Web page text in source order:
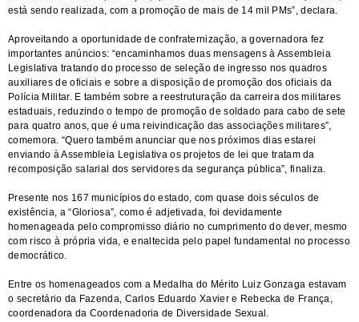
está sendo realizada, com a promoção de mais de 14 mil PMs”, declara.
Aproveitando a oportunidade de confraternização, a governadora fez
importantes anúncios: “encaminhamos duas mensagens à Assembleia
Legislativa tratando do processo de seleção de ingresso nos quadros
auxiliares de oficiais e sobre a disposição de promoção dos oficiais da
Polícia Militar. E também sobre a reestruturação da carreira dos militares
estaduais, reduzindo o tempo de promoção de soldado para cabo de sete
para quatro anos, que é uma reivindicação das associações militares”,
comemora. “Quero também anunciar que nos próximos dias estarei
enviando à Assembleia Legislativa os projetos de lei que tratam da
recomposição salarial dos servidores da segurança pública”, finaliza.
Presente nos 167 municípios do estado, com quase dois séculos de
existência, a “Gloriosa”, como é adjetivada, foi devidamente
homenageada pelo compromisso diário no cumprimento do dever, mesmo
com risco à própria vida, e enaltecida pelo papel fundamental no processo
democrático.
Entre os homenageados com a Medalha do Mérito Luiz Gonzaga estavam
o secretário da Fazenda, Carlos Eduardo Xavier e Rebecka de França,
coordenadora da Coordenadoria de Diversidade Sexual.